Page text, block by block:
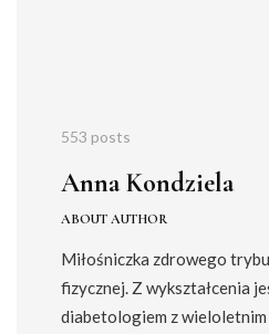
553 posts
Anna Kondziela
ABOUT AUTHOR
Miłośniczka zdrowego
fizycznej. Z wykształcenia
diabetologiem z wieloletnim